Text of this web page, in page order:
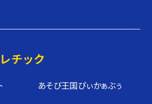
チック
あそび王国ぴぃかぁぶぅ